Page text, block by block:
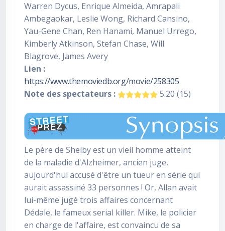
Warren Dycus, Enrique Almeida, Amrapali
Ambegaokar, Leslie Wong, Richard Cansino,
Yau-Gene Chan, Ren Hanami, Manuel Urrego,
Kimberly Atkinson, Stefan Chase, Will
Blagrove, James Avery
Lien :
https://www.themoviedb.org/movie/258305
Note des spectateurs :
5.20 (15)
Le père de Shelby est un vieil homme atteint
de la maladie d'Alzheimer, ancien juge,
aujourd'hui accusé d'être un tueur en série qui
aurait assassiné 33 personnes ! Or, Allan avait
lui-même jugé trois affaires concernant
Dédale, le fameux serial killer. Mike, le policier
en charge de l'affaire, est convaincu de sa